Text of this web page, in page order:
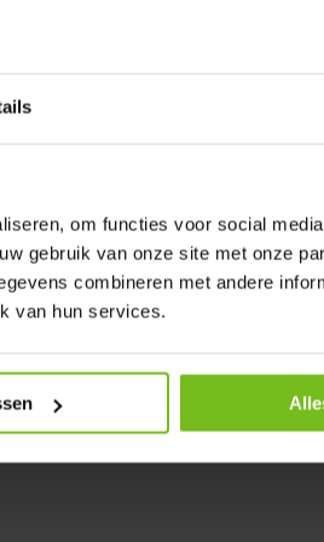
om functies voor social
gebruik van onze site met onze
combineren met andere
van hun services.